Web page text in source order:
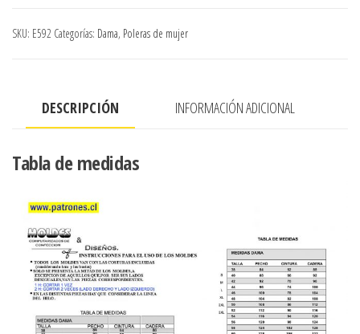
CON
MANGA
A
cantidad
SKU: E592 Categorías: Dama, Poleras de mujer
DESCRIPCIÓN INFORMACIÓN ADICIONAL
Tabla de medidas